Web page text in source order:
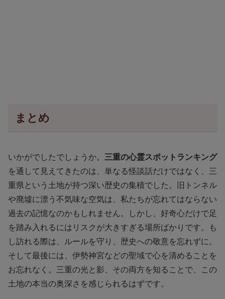
まとめ
いかがでしたでしょうか。 三重の心霊スポットランキング
を通して見えてきたのは、単なる怪談話だけではなく、三
重県という土地が持つ深い歴史の集積でした。旧トンネル
や廃墟に漂う不気味な空気は、私たちが忘れてはならない
過去の記憶なのかもしれません。しかし、好奇心だけで足
を踏み入れるにはリスクが大きすぎる場所ばかりです。も
し訪れる際は、ルールを守り、歴史への敬意を忘れずに。
そして最後には、伊勢神宮などの聖域で心を清めることを
お忘れなく。三重の光と影、その両方を知ることで、この
土地の本当の奥深さを感じられるはずです。